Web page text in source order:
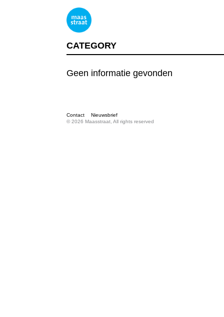
CATEGORY
Geen informatie gevonden
Contact
Nieuwsbrief
© 2026 Maasstraat, All rights reserved